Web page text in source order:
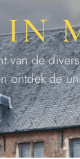
IN
van de
ontdek de